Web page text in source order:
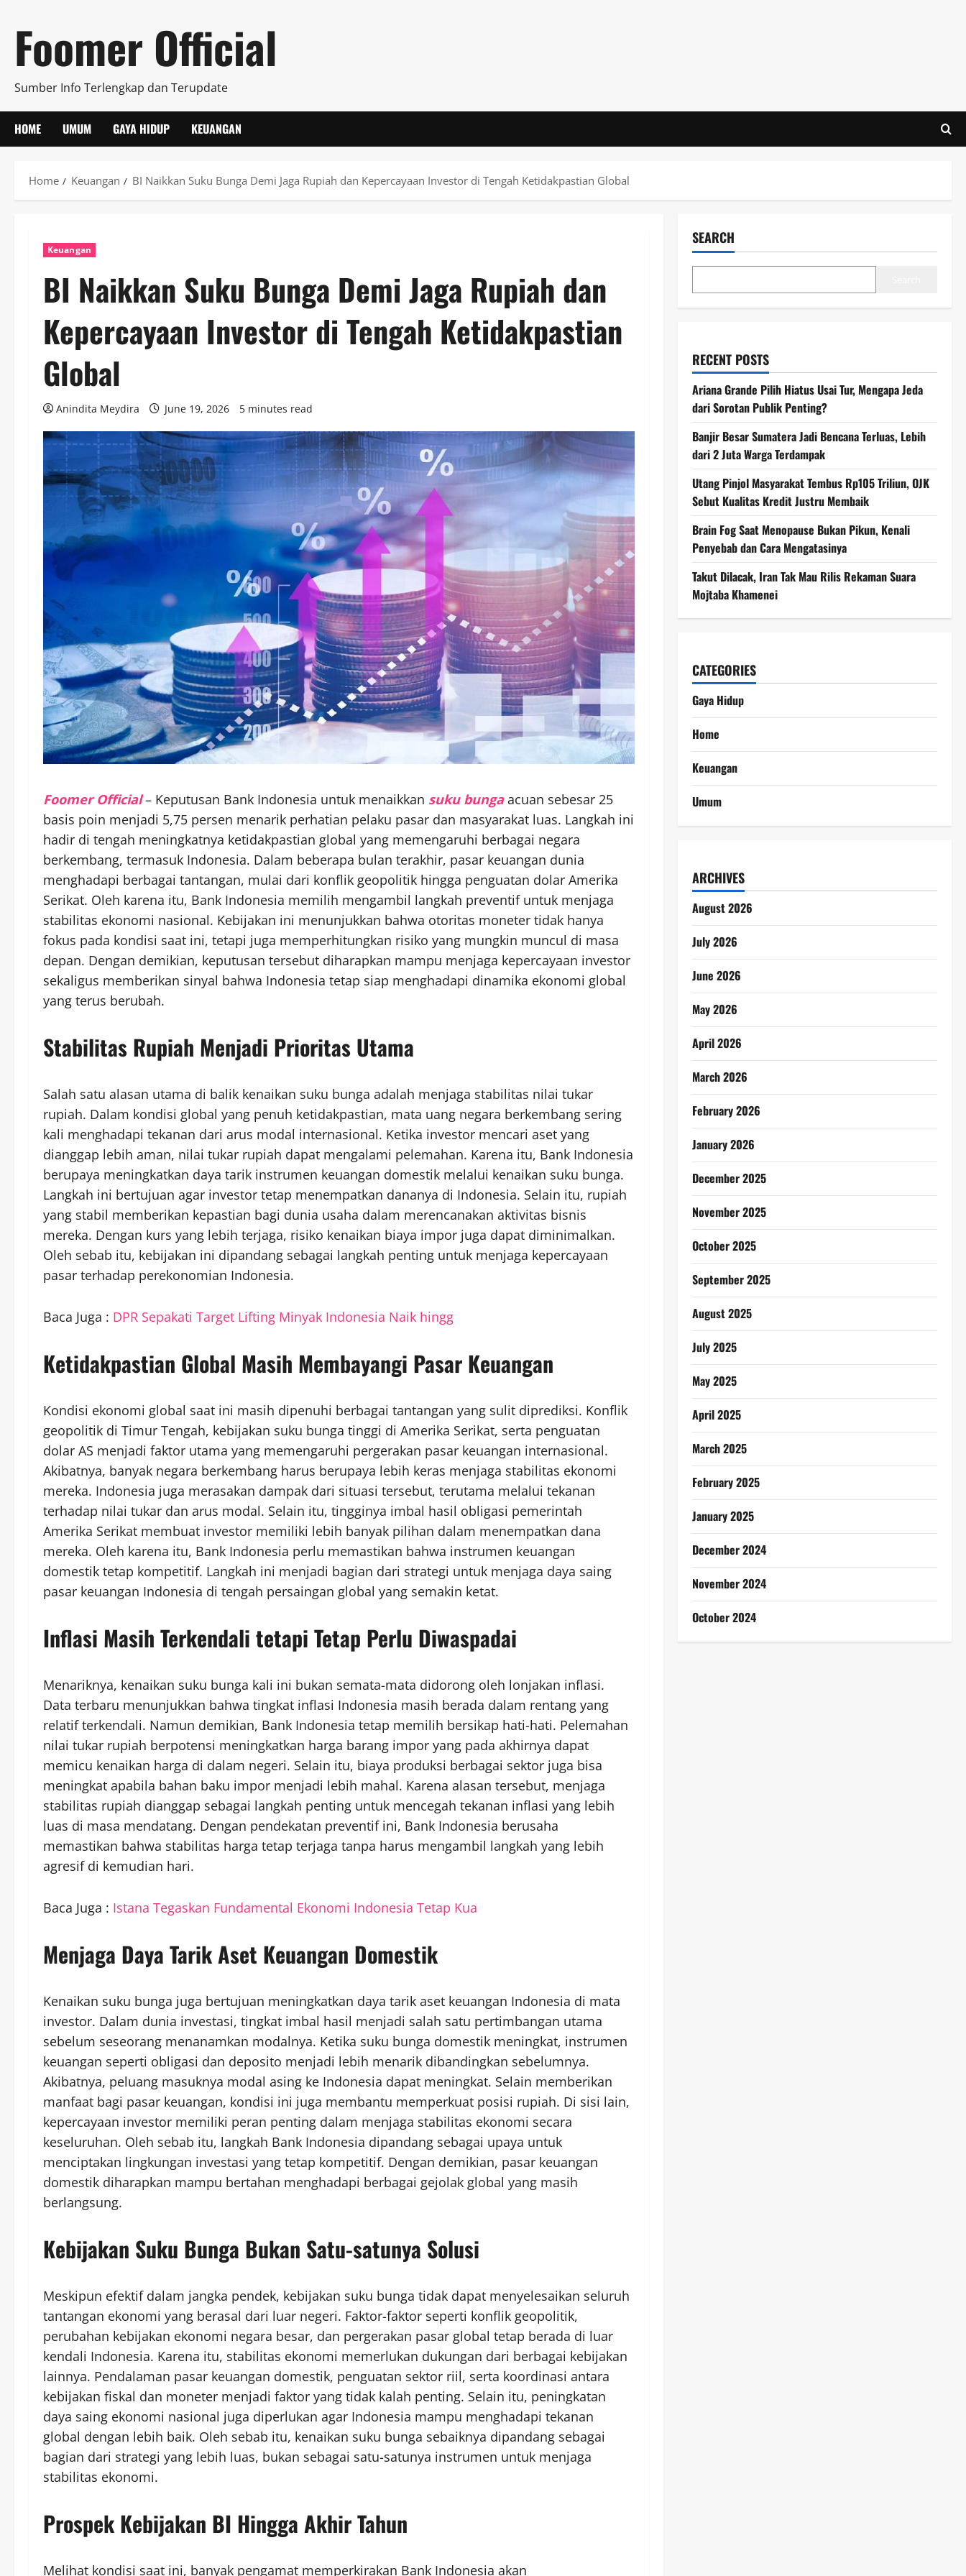
content
Foomer Official
Sumber Info Terlengkap dan Terupdate
HOME UMUM GAYA HIDUP KEUANGAN
Home Keuangan BI Naikkan Suku Bunga Demi Jaga Rupiah dan Kepercayaan Investor di Tengah Ketidakpastian Global
Keuangan
BI Naikkan Suku Bunga Demi Jaga Rupiah dan
Kepercayaan Investor di Tengah Ketidakpastian
Global
Anindita Meydira June 19, 2026 5 minutes read
Foomer Official– Keputusan Bank Indonesia untuk menaikkan suku bungaacuan sebesar 25
basis poin menjadi 5,75 persen menarik perhatian pelaku pasar dan masyarakat luas. Langkah ini
hadir di tengah meningkatnya ketidakpastian global yang memengaruhi berbagai negara
berkembang, termasuk Indonesia. Dalam beberapa bulan terakhir, pasar keuangan dunia
menghadapi berbagai tantangan, mulai dari konflik geopolitik hingga penguatan dolar Amerika
Serikat. Oleh karena itu, Bank Indonesia memilih mengambil langkah preventif untuk menjaga
stabilitas ekonomi nasional. Kebijakan ini menunjukkan bahwa otoritas moneter tidak hanya
fokus pada kondisi saat ini, tetapi juga memperhitungkan risiko yang mungkin muncul di masa
depan. Dengan demikian, keputusan tersebut diharapkan mampu menjaga kepercayaan investor
sekaligus memberikan sinyal bahwa Indonesia tetap siap menghadapi dinamika ekonomi global
yang terus berubah.
Stabilitas Rupiah Menjadi Prioritas Utama
Salah satu alasan utama di balik kenaikan suku bunga adalah menjaga stabilitas nilai tukar
rupiah. Dalam kondisi global yang penuh ketidakpastian, mata uang negara berkembang sering
kali menghadapi tekanan dari arus modal internasional. Ketika investor mencari aset yang
dianggap lebih aman, nilai tukar rupiah dapat mengalami pelemahan. Karena itu, Bank Indonesia
berupaya meningkatkan daya tarik instrumen keuangan domestik melalui kenaikan suku bunga.
Langkah ini bertujuan agar investor tetap menempatkan dananya di Indonesia. Selain itu, rupiah
yang stabil memberikan kepastian bagi dunia usaha dalam merencanakan aktivitas bisnis
mereka. Dengan kurs yang lebih terjaga, risiko kenaikan biaya impor juga dapat diminimalkan.
Oleh sebab itu, kebijakan ini dipandang sebagai langkah penting untuk menjaga kepercayaan
pasar terhadap perekonomian Indonesia.
Baca Juga : DPR Sepakati Target Lifting Minyak Indonesia Naik hingg
Ketidakpastian Global Masih Membayangi Pasar Keuangan
Kondisi ekonomi global saat ini masih dipenuhi berbagai tantangan yang sulit diprediksi. Konflik
geopolitik di Timur Tengah, kebijakan suku bunga tinggi di Amerika Serikat, serta penguatan
dolar AS menjadi faktor utama yang memengaruhi pergerakan pasar keuangan internasional.
Akibatnya, banyak negara berkembang harus berupaya lebih keras menjaga stabilitas ekonomi
mereka. Indonesia juga merasakan dampak dari situasi tersebut, terutama melalui tekanan
terhadap nilai tukar dan arus modal. Selain itu, tingginya imbal hasil obligasi pemerintah
Amerika Serikat membuat investor memiliki lebih banyak pilihan dalam menempatkan dana
mereka. Oleh karena itu, Bank Indonesia perlu memastikan bahwa instrumen keuangan
domestik tetap kompetitif. Langkah ini menjadi bagian dari strategi untuk menjaga daya saing
pasar keuangan Indonesia di tengah persaingan global yang semakin ketat.
Inflasi Masih Terkendali tetapi Tetap Perlu Diwaspadai
Menariknya, kenaikan suku bunga kali ini bukan semata-mata didorong oleh lonjakan inflasi.
Data terbaru menunjukkan bahwa tingkat inflasi Indonesia masih berada dalam rentang yang
relatif terkendali. Namun demikian, Bank Indonesia tetap memilih bersikap hati-hati. Pelemahan
nilai tukar rupiah berpotensi meningkatkan harga barang impor yang pada akhirnya dapat
memicu kenaikan harga di dalam negeri. Selain itu, biaya produksi berbagai sektor juga bisa
meningkat apabila bahan baku impor menjadi lebih mahal. Karena alasan tersebut, menjaga
stabilitas rupiah dianggap sebagai langkah penting untuk mencegah tekanan inflasi yang lebih
luas di masa mendatang. Dengan pendekatan preventif ini, Bank Indonesia berusaha
memastikan bahwa stabilitas harga tetap terjaga tanpa harus mengambil langkah yang lebih
agresif di kemudian hari.
Baca Juga : Istana Tegaskan Fundamental Ekonomi Indonesia Tetap Kua
Menjaga Daya Tarik Aset Keuangan Domestik
Kenaikan suku bunga juga bertujuan meningkatkan daya tarik aset keuangan Indonesia di mata
investor. Dalam dunia investasi, tingkat imbal hasil menjadi salah satu pertimbangan utama
sebelum seseorang menanamkan modalnya. Ketika suku bunga domestik meningkat, instrumen
keuangan seperti obligasi dan deposito menjadi lebih menarik dibandingkan sebelumnya.
Akibatnya, peluang masuknya modal asing ke Indonesia dapat meningkat. Selain memberikan
manfaat bagi pasar keuangan, kondisi ini juga membantu memperkuat posisi rupiah. Di sisi lain,
kepercayaan investor memiliki peran penting dalam menjaga stabilitas ekonomi secara
keseluruhan. Oleh sebab itu, langkah Bank Indonesia dipandang sebagai upaya untuk
menciptakan lingkungan investasi yang tetap kompetitif. Dengan demikian, pasar keuangan
domestik diharapkan mampu bertahan menghadapi berbagai gejolak global yang masih
berlangsung.
Kebijakan Suku Bunga Bukan Satu-satunya Solusi
Meskipun efektif dalam jangka pendek, kebijakan suku bunga tidak dapat menyelesaikan seluruh
tantangan ekonomi yang berasal dari luar negeri. Faktor-faktor seperti konflik geopolitik,
perubahan kebijakan ekonomi negara besar, dan pergerakan pasar global tetap berada di luar
kendali Indonesia. Karena itu, stabilitas ekonomi memerlukan dukungan dari berbagai kebijakan
lainnya. Pendalaman pasar keuangan domestik, penguatan sektor riil, serta koordinasi antara
kebijakan fiskal dan moneter menjadi faktor yang tidak kalah penting. Selain itu, peningkatan
daya saing ekonomi nasional juga diperlukan agar Indonesia mampu menghadapi tekanan
global dengan lebih baik. Oleh sebab itu, kenaikan suku bunga sebaiknya dipandang sebagai
bagian dari strategi yang lebih luas, bukan sebagai satu-satunya instrumen untuk menjaga
stabilitas ekonomi.
Prospek Kebijakan BI Hingga Akhir Tahun
Melihat kondisi saat ini, banyak pengamat memperkirakan Bank Indonesia akan
SEARCH
RECENT POSTS
Ariana Grande Pilih Hiatus Usai Tur, Mengapa Jeda
dari Sorotan Publik Penting?
Banjir Besar Sumatera Jadi Bencana Terluas, Lebih
dari 2 Juta Warga Terdampak
Utang Pinjol Masyarakat Tembus Rp105 Triliun, OJK
Sebut Kualitas Kredit Justru Membaik
Brain Fog Saat Menopause Bukan Pikun, Kenali
Penyebab dan Cara Mengatasinya
Takut Dilacak, Iran Tak Mau Rilis Rekaman Suara
Mojtaba Khamenei
CATEGORIES
Gaya Hidup
Home
Keuangan
Umum
ARCHIVES
August 2026
July 2026
June 2026
May 2026
April 2026
March 2026
February 2026
January 2026
December 2025
November 2025
October 2025
September 2025
August 2025
July 2025
May 2025
April 2025
March 2025
February 2025
January 2025
December 2024
November 2024
October 2024